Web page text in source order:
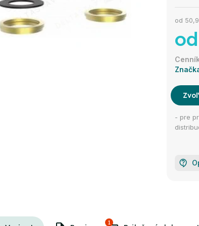
od
od
- pre
1